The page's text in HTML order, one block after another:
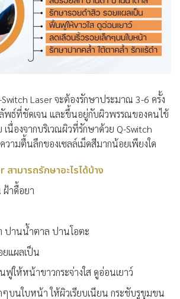
Laser จะต้องรักษาประมาณ 3-6 ครั้ง
พธ์ที่ชัดเจน และขึ้นอยู่กับผิวพรรณของคนไข้
เนื่องจากบริเวณผิวที่รักษาด้วย Q-Switch
ามตื้นลึกของเซลล์เม็ดสีมากน้อยเพียงใด
ามารถรักษาอะไรได้บ้าง
ฝ้าดื้อยา
ปานน้ำตาล ปานโอตะ
ยแผลเป็น
ให้หน้าขาวกระจ่างใส ดูอ่อนเยาว์
ๆบนใบหน้า ให้ผิวเรียบเนียน กระชับรูขุมขน